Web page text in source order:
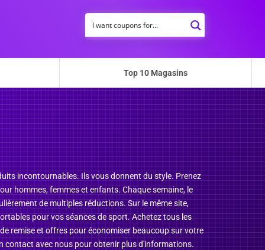
Top 10 Magasins
incontournables. Ils vous donnent du style. Prenez
hommes, femmes et enfants. Chaque semaine, le
de multiples réductions. Sur le même site,
pour vos séances de sport. Achetez tous les
remise et offres pour économiser beaucoup sur votre
contact avec nous pour obtenir plus d'informations.